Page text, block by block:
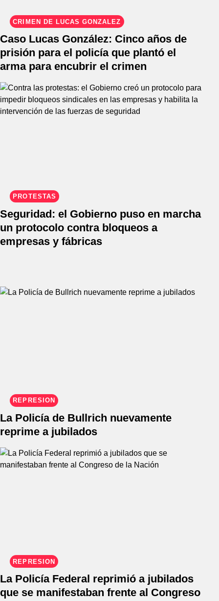
CRIMEN DE LUCAS GONZÁLEZ
Caso Lucas González: Cinco años de
prisión para el policía que plantó el
arma para encubrir el crimen
PROTESTAS
Seguridad: el Gobierno puso en marcha
un protocolo contra bloqueos a
empresas y fábricas
REPRESIÓN
La Policía de Bullrich nuevamente
reprime a jubilados
REPRESIÓN
La Policía Federal reprimió a jubilados
que se manifestaban frente al Congreso